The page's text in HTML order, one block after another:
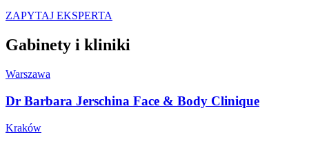
ZAPYTAJ EKSPERTA
Gabinety i kliniki
Warszawa
Dr Barbara Jerschina Face & Body Clinique
Kraków